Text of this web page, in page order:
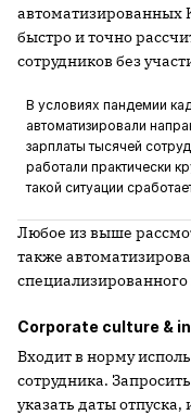
автоматизированных
быстро и точно
сотрудников без
В условиях пандемии
автоматизировали
зарплаты тысячей
работали практически
такой ситуации
Любое из выше
также
Corporate culture &
Входит в норму
сотрудника.
указать даты